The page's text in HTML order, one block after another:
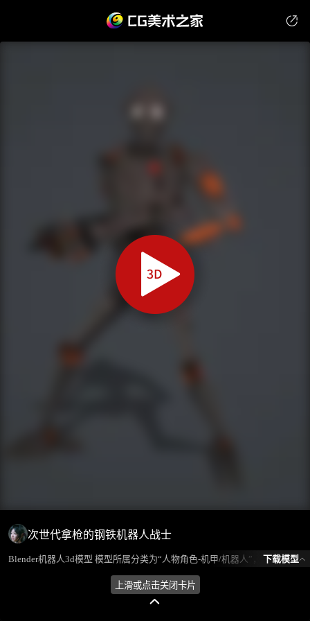
次世代拿枪的钢铁机器人战士
Blender机器人3d模型 模型所属分类为“人物角色-机甲/机器人”，模型风格为写实，模型ID为101838，本模型由设计师 放羊娃的春天 在2024-09-04 21:20:32上传，含.fbx，.gltf，.blend(Blender)相关源文件下载格式，点数为6320，面数为5159，材质数为1，贴图数为5，CG美术之家持续为您更新与数字孪生、影视动画和游戏VR等相关优质资源。
下载模型
上滑或点击关闭卡片